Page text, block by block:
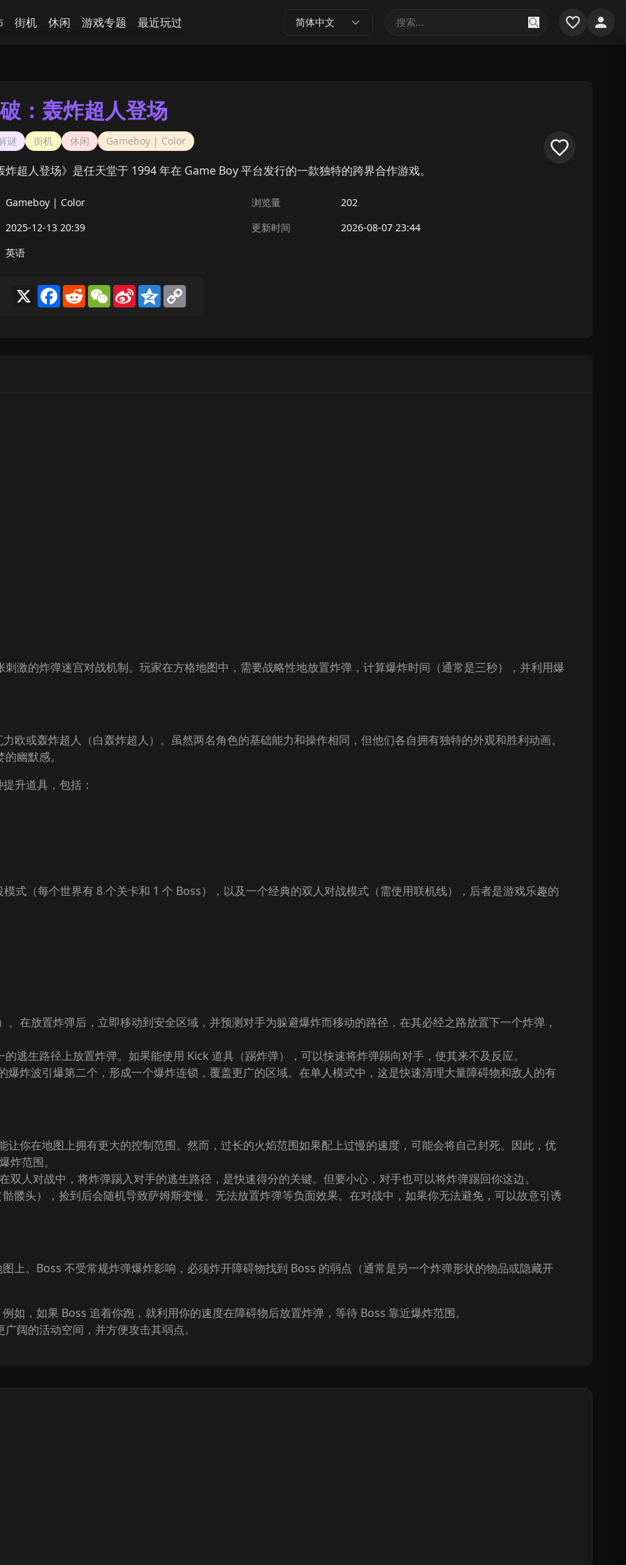
街机 休闲 游戏专题 最近玩过 简体中文
：轰炸超人登场
谜 街机 休闲 Gameboy | Color
超人登场》是任天堂于 1994 年在 Game Boy 平台发行的一款独特的跨界合作游戏。
Gameboy | Color 浏览量
202
2025-12-13 20:39
更新时间
2026-08-07 23:44
英语
X Facebook
RedditWeChat
Sina
Weibo
Qzone
激的炸弹迷宫对战机制。玩家在方格地图中，需要战略性地放置炸弹，计算爆炸时间（通常是三秒），并利用爆
欧或轰炸超人（白轰炸超人）。虽然两名角色的基础能力和操作相同，但他们各自拥有独特的外观和胜利动画。
幽默感。
升道具，包括：
式（每个世界有 8 个关卡和 1 个 Boss），以及一个经典的双人对战模式（需使用联机线），后者是游戏乐趣的
在放置炸弹后，立即移动到安全区域，并预测对手为躲避爆炸而移动的路径，在其必经之路放置下一个炸弹，
逃生路径上放置炸弹。如果能使用 Kick 道具（踢炸弹），可以快速将炸弹踢向对手，使其来不及反应。
炸波引爆第二个，形成一个爆炸连锁，覆盖更广的区域。在单人模式中，这是快速清理大量障碍物和敌人的有
你在地图上拥有更大的控制范围。然而，过长的火焰范围如果配上过慢的速度，可能会将自己封死。因此，优
炸范围。
人对战中，将炸弹踢入对手的逃生路径，是快速得分的关键。但要小心，对手也可以将炸弹踢回你这边。
髅头），捡到后会随机导致萨姆斯变慢、无法放置炸弹等负面效果。在对战中，如果你无法避免，可以故意引诱
上。Boss 不受常规炸弹爆炸影响，必须炸开障碍物找到 Boss 的弱点（通常是另一个炸弹形状的物品或隐藏开
如，如果 Boss 追着你跑，就利用你的速度在障碍物后放置炸弹，等待 Boss 靠近爆炸范围。
阔的活动空间，并方便攻击其弱点。